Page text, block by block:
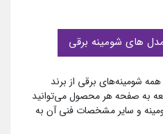
های شومینه برقی
شومینه‌های برقی از برند
به صفحه هر محصول می‌توانید
و سایر مشخصات فنی آن به